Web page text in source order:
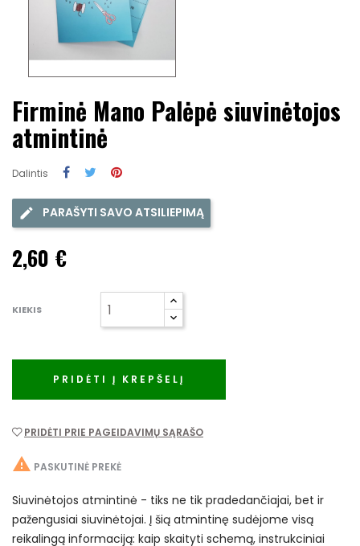
Firminė Mano Palėpė siuvinėtojos
atmintinė
Dalintis
PARAŠYTI SAVO ATSILIEPIMĄ
2,60 €
KIEKIS
PRIDĖTI Į KREPŠELĮ
PRIDĖTI PRIE PAGEIDAVIMŲ SĄRAŠO
 PASKUTINĖ PREKĖ
Siuvinėtojos atmintinė - tiks ne tik pradedančiajai, bet ir
pažengusiai siuvinėtojai. Į šią atmintinę sudėjome visą
reikalingą informaciją: kaip skaityti schemą, instrukciniai